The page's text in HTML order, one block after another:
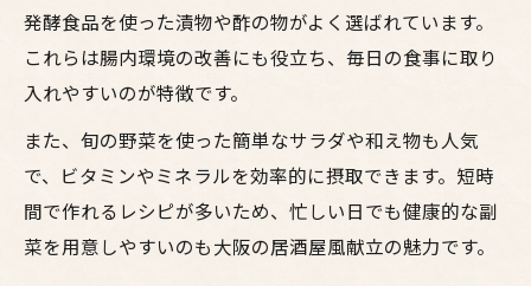
発酵食品を使った漬物や酢の物がよく選ばれています。
これらは腸内環境の改善にも役立ち、毎日の食事に取り
入れやすいのが特徴です。
また、旬の野菜を使った簡単なサラダや和え物も人気
で、ビタミンやミネラルを効率的に摂取できます。短時
間で作れるレシピが多いため、忙しい日でも健康的な副
菜を用意しやすいのも大阪の居酒屋風献立の魅力です。